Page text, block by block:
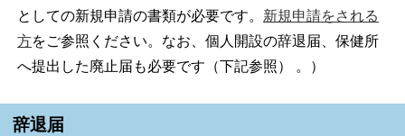
としての新規申請の書類が必要です。 新規申請をされる
方をご参照ください。なお、個人開設の辞退届、保健所
へ提出した廃止届も必要です（下記参照） 。）
辞退届